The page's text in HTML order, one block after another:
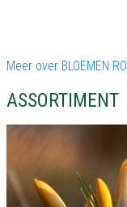
Meer over BLOEMEN
ASSORTIMENT